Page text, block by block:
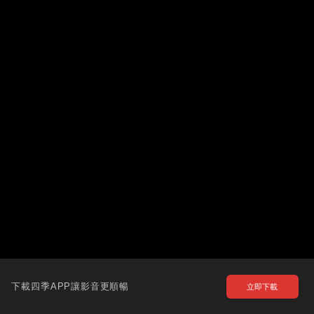
下載四季APP讓影音更順暢 立即下載